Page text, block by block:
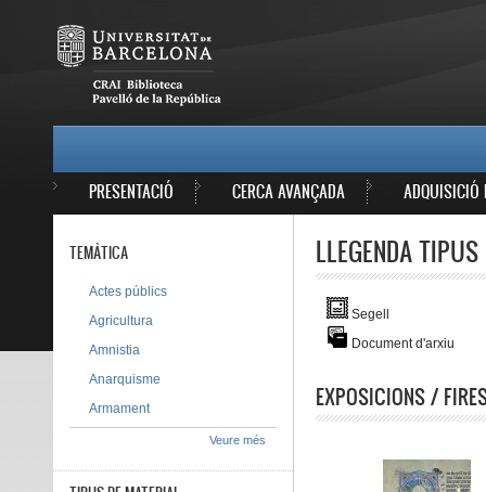
PRESENTACIÓ CERCA AVANÇADA ADQUISICIÓ
LLEGENDA
Segell
Document d'arxiu
EXPOSICIONS /
TEMÀTICA
Actes públics
Agricultura
Amnistia
Anarquisme
Armament
Veure més